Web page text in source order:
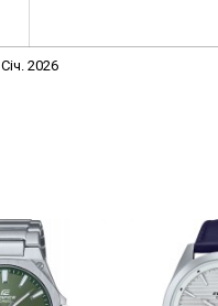
Січ. 2026